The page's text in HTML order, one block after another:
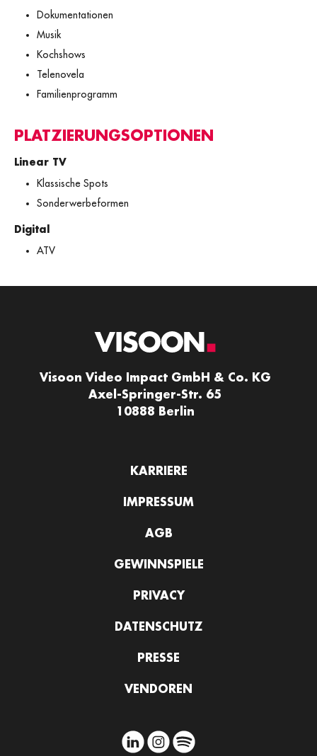
Dokumentationen
Musik
Kochshows
Telenovela
Familienprogramm
PLATZIERUNGSOPTIONEN
Linear TV
Klassische Spots
Sonderwerbeformen
Digital
ATV
Visoon Video Impact GmbH & Co. KG
Axel-Springer-Str. 65
10888 Berlin
KARRIERE
IMPRESSUM
AGB
GEWINNSPIELE
PRIVACY
DATENSCHUTZ
PRESSE
VENDOREN